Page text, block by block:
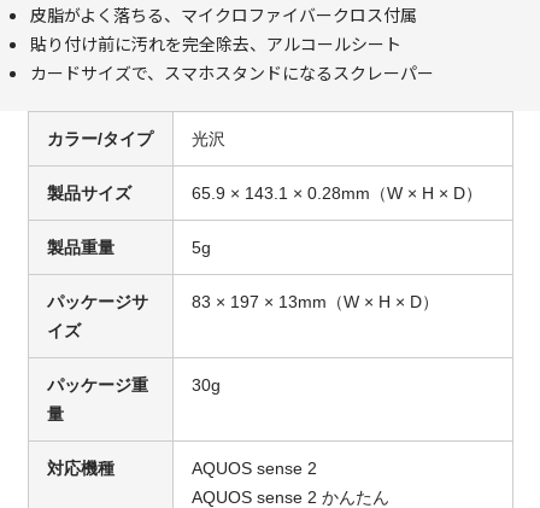
皮脂がよく落ちる、マイクロファイバークロス付属
貼り付け前に汚れを完全除去、アルコールシート
カードサイズで、スマホスタンドになるスクレーパー
カラー/タイプ 光沢
製品サイズ 65.9 × 143.1 × 0.28mm（W × H × D）
製品重量 5g
パッケージサ
イズ
83 × 197 × 13mm（W × H × D）
パッケージ重
量
30g
対応機種
AQUOS sense 2
AQUOS sense 2 かんたん